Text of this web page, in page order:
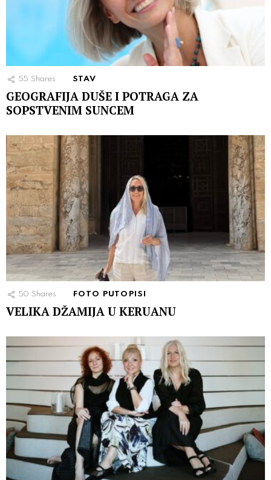
55 Shares STAV
GEOGRAFIJA DUŠE I POTRAGA ZA
SOPSTVENIM SUNCEM
50 Shares FOTO PUTOPISI
VELIKA DŽAMIJA U KERUANU